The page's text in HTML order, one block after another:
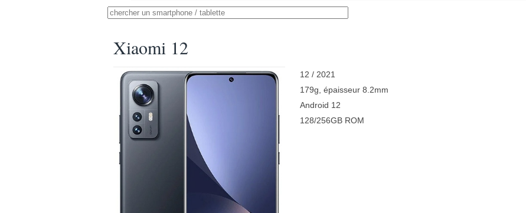
Xiaomi 12
12 / 2021
179g, épaisseur 8.2mm
Android 12
128/256GB ROM